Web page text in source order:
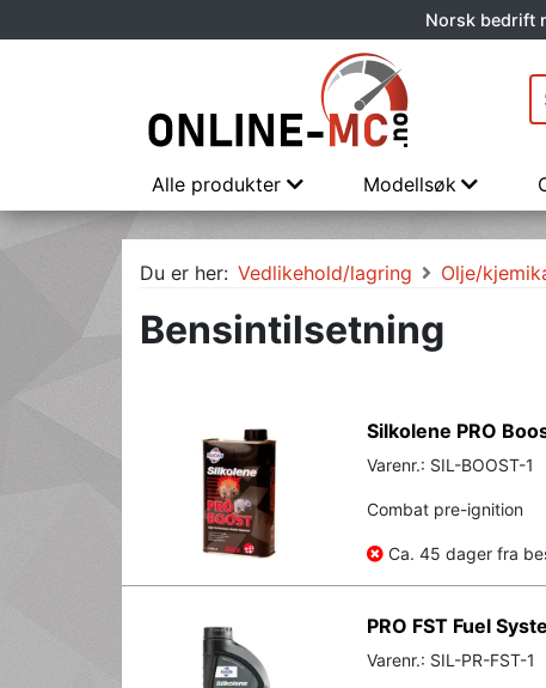
Norsk bedrift
Alle produkter Modellsøk
Du er her: Vedlikehold/lagring Olje/
Bensintilsetning
Silkolene PRO
Varenr.: SIL-BOOST-1
Combat pre-ignition
Ca. 45 dager fra
PRO FST Fuel
Varenr.: SIL-PR-FST-1